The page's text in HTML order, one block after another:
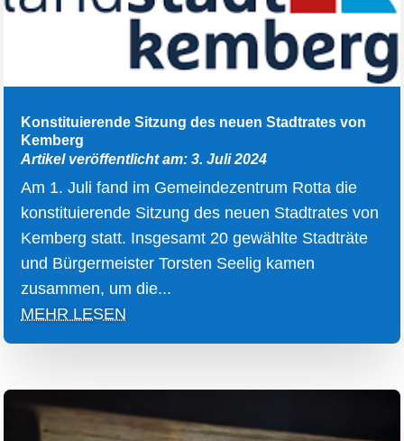
Konstituierende Sitzung des neuen Stadtrates von
Kemberg
Artikel veröffentlicht am: 3. Juli 2024
Am 1. Juli fand im Gemeindezentrum Rotta die
konstituierende Sitzung des neuen Stadtrates von
Kemberg statt. Insgesamt 20 gewählte Stadträte
und Bürgermeister Torsten Seelig kamen
zusammen, um die...
MEHR LESEN